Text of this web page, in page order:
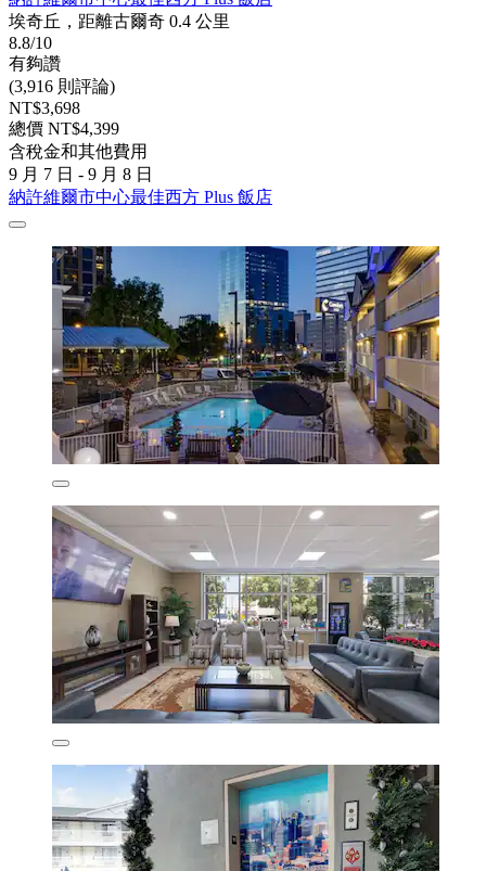
埃奇丘，距離古爾奇 0.4 公里
8.8/10
有夠讚
(3,916 則評論)
NT$3,698
總價 NT$4,399
含稅金和其他費用
9 月 7 日 - 9 月 8 日
納許維爾市中心最佳西方 Plus 飯店